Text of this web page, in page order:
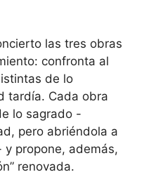
las tres obras
confronta al
de lo
tardía. Cada obra
lo sagrado -
pero abriéndola a
propone, además,
renovada.